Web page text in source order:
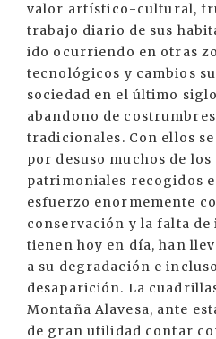
valor artístico-cultural,
trabajo diario de sus
ido ocurriendo en otras
tecnológicos y cambios
sociedad en el último
abandono de
tradicionales. Con ellos
por desuso muchos de los
patrimoniales recogidos
esfuerzo enormemente
conservación y la falta
tienen hoy en día, han
a su degradación e
desaparición. La
Montaña Alavesa, ante
de gran utilidad contar